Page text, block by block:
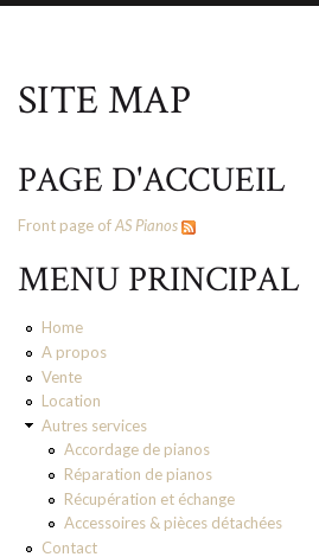
SITE MAP
PAGE D'ACCUEIL
Front page ofAS Pianos
MENU PRINCIPAL
Home
A propos
Vente
Location
Autres services
Accordage de pianos
Réparation de pianos
Récupération et échange
Accessoires & pièces détachées
Contact